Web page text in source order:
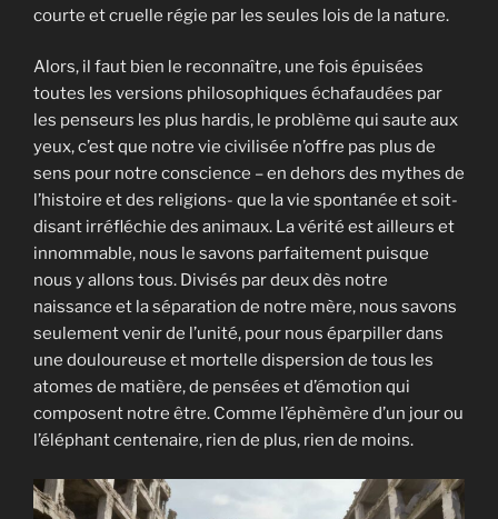
courte et cruelle régie par les seules lois de la nature.
Alors, il faut bien le reconnaître, une fois épuisées
toutes les versions philosophiques échafaudées par
les penseurs les plus hardis, le problème qui saute aux
yeux, c’est que notre vie civilisée n’offre pas plus de
sens pour notre conscience – en dehors des mythes de
l’histoire et des religions- que la vie spontanée et soit-
disant irréfléchie des animaux. La vérité est ailleurs et
innommable, nous le savons parfaitement puisque
nous y allons tous. Divisés par deux dès notre
naissance et la séparation de notre mère, nous savons
seulement venir de l’unité, pour nous éparpiller dans
une douloureuse et mortelle dispersion de tous les
atomes de matière, de pensées et d’émotion qui
composent notre être. Comme l’éphèmère d’un jour ou
l’éléphant centenaire, rien de plus, rien de moins.